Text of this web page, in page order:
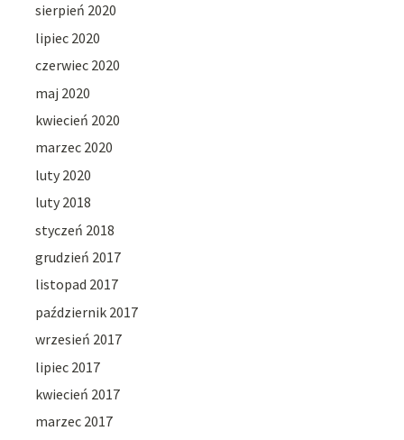
sierpień 2020
lipiec 2020
czerwiec 2020
maj 2020
kwiecień 2020
marzec 2020
luty 2020
luty 2018
styczeń 2018
grudzień 2017
listopad 2017
październik 2017
wrzesień 2017
lipiec 2017
kwiecień 2017
marzec 2017